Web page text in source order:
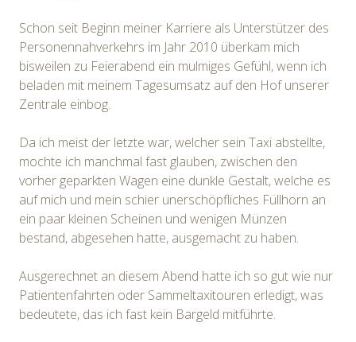
Schon seit Beginn meiner Karriere als Unterstützer des
Personennahverkehrs im Jahr 2010 überkam mich
bisweilen zu Feierabend ein mulmiges Gefühl, wenn ich
beladen mit meinem Tagesumsatz auf den Hof unserer
Zentrale einbog.
Da ich meist der letzte war, welcher sein Taxi abstellte,
mochte ich manchmal fast glauben, zwischen den
vorher geparkten Wagen eine dunkle Gestalt, welche es
auf mich und mein schier unerschöpfliches Füllhorn an
ein paar kleinen Scheinen und wenigen Münzen
bestand, abgesehen hatte, ausgemacht zu haben.
Ausgerechnet an diesem Abend hatte ich so gut wie nur
Patientenfahrten oder Sammeltaxitouren erledigt, was
bedeutete, das ich fast kein Bargeld mitführte.